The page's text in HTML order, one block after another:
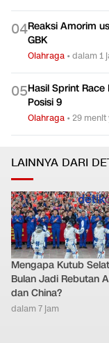
04Reaksi Amorim
GBK
Olahraga •dalam 1
05Hasil Sprint
Posisi 9
Olahraga •29 menit
LAINNYA DARI
Mengapa Kutub
Bulan Jadi Rebutan
dan China?
dalam 7 jam